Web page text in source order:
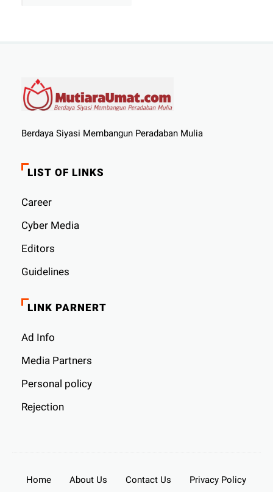
Berdaya Siyasi Membangun Peradaban Mulia
LIST OF LINKS
Career
Cyber ​​Media
Editors
Guidelines
LINK PARNERT
Ad Info
Media Partners
Personal policy
Rejection
Home About Us Contact Us Privacy Policy